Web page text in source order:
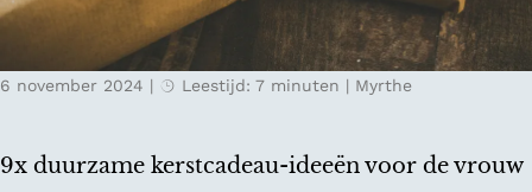
c
s
'n
e
9x duurzame kerstcadeau-ideeën voor de vrouw
6 november 2024 | Leestijd: 7 minuten | Myrthe